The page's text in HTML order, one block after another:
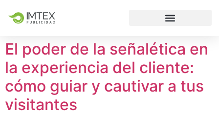
El poder de la señalética en
la experiencia del cliente:
cómo guiar y cautivar a tus
visitantes